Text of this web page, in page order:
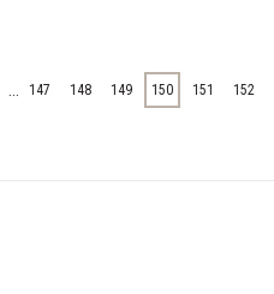
... 147 148 149 150 151 152